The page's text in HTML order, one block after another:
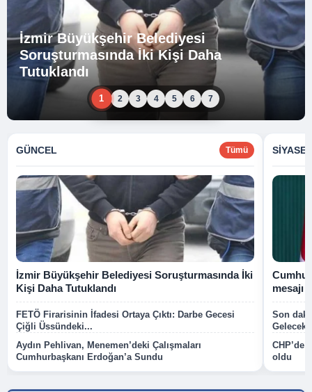
İzmir Büyükşehir Belediyesi
Soruşturmasında İki Kişi Daha
Tutuklandı
1 2 3 4 5 6 7
GÜNCEL Tümü
İzmir Büyükşehir Belediyesi Soruşturmasında İki
Kişi Daha Tutuklandı
FETÖ Firarisinin İfadesi Ortaya Çıktı: Darbe Gecesi
Çiğli Üssündeki...
Aydın Pehlivan, Menemen’deki Çalışmaları
Cumhurbaşkanı Erdoğan’a Sundu
mesajı
Son
Gelecek
CHP’de
oldu